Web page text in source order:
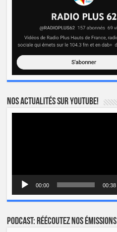
Nos actualités sur YOUTUBE!
00:00 00:38
Podcast: Réécoutez nos émissions